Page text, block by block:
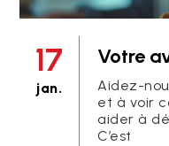
17
jan.
Votre
Aidez-
et à voir
aider à
C’est